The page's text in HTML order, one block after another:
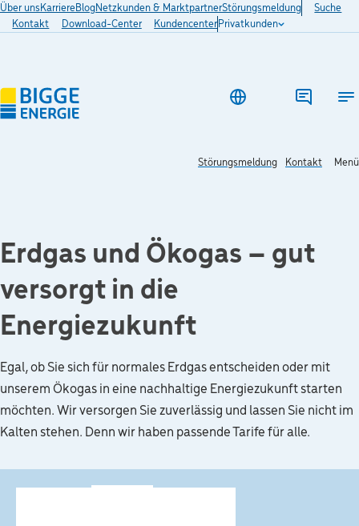
Über uns KarriereBlogNetzkunden & MarktpartnerStörungsmeldung
Suche
Kontakt
Download-Center Kundencenter Privatkunden
Störungsmeldung Kontakt Menü
Erdgas und Ökogas – gut
versorgt in die
Energiezukunft
Egal, ob Sie sich für normales Erdgas entscheiden oder mit
unserem Ökogas in eine nachhaltige Energiezukunft starten
möchten. Wir versorgen Sie zuverlässig und lassen Sie nicht im
Kalten stehen. Denn wir haben passende Tarife für alle.